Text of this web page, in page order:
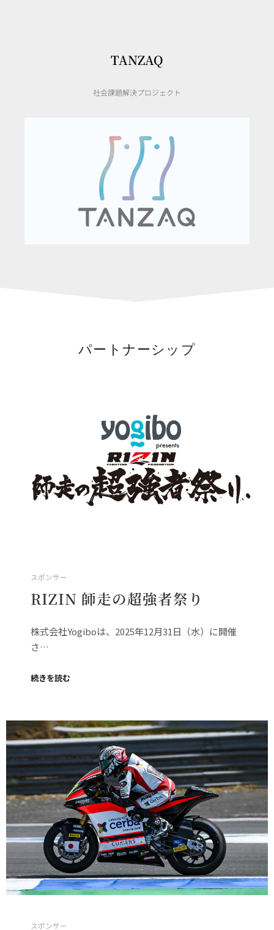
TANZAQ
社会課題解決プロジェクト
パートナーシップ
スポンサー
RIZIN 師走の超強者祭り
株式会社Yogiboは、2025年12月31日（水）に開催
さ…
続きを読む
スポンサー